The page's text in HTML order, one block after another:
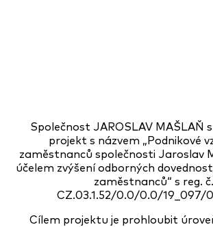
Společnost JAROSLAV MAŠLAŇ
projekt s názvem „Podnikové
zaměstnanců společnosti Jaroslav
účelem zvýšení odborných
zaměstnanců“ s reg. č.
CZ.03.1.52/0.0/0.0/19_097/
Cílem projektu je prohloubit